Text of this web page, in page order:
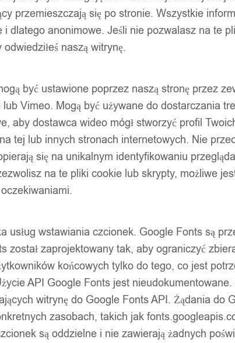
TARAS OGRÓD OZDOBNA
marek. Bezpieczne zakupy z gwarancją jakości.
przemieszczają się po stronie. Wszystkie
i dlatego anonimowe. Jeśli nie pozwalasz na te
naszą witrynę.
być ustawione poprzez naszą stronę przez
Vimeo. Mogą być używane do dostarczania
aby dostawca wideo mógł stworzyć profil
tej lub innych stronach internetowych. Nie
się na unikalnym identyfikowaniu
na te pliki cookie lub skrypty, możliwe
usług wstawiania czcionek. Google Fonts są
został zaprojektowany tak, aby ograniczyć
końcowych tylko do tego, co jest
API Google Fonts jest
witrynę do Google Fonts API. Żądania do
zasobach, takich jak
są oddzielne i nie zawierają żadnych